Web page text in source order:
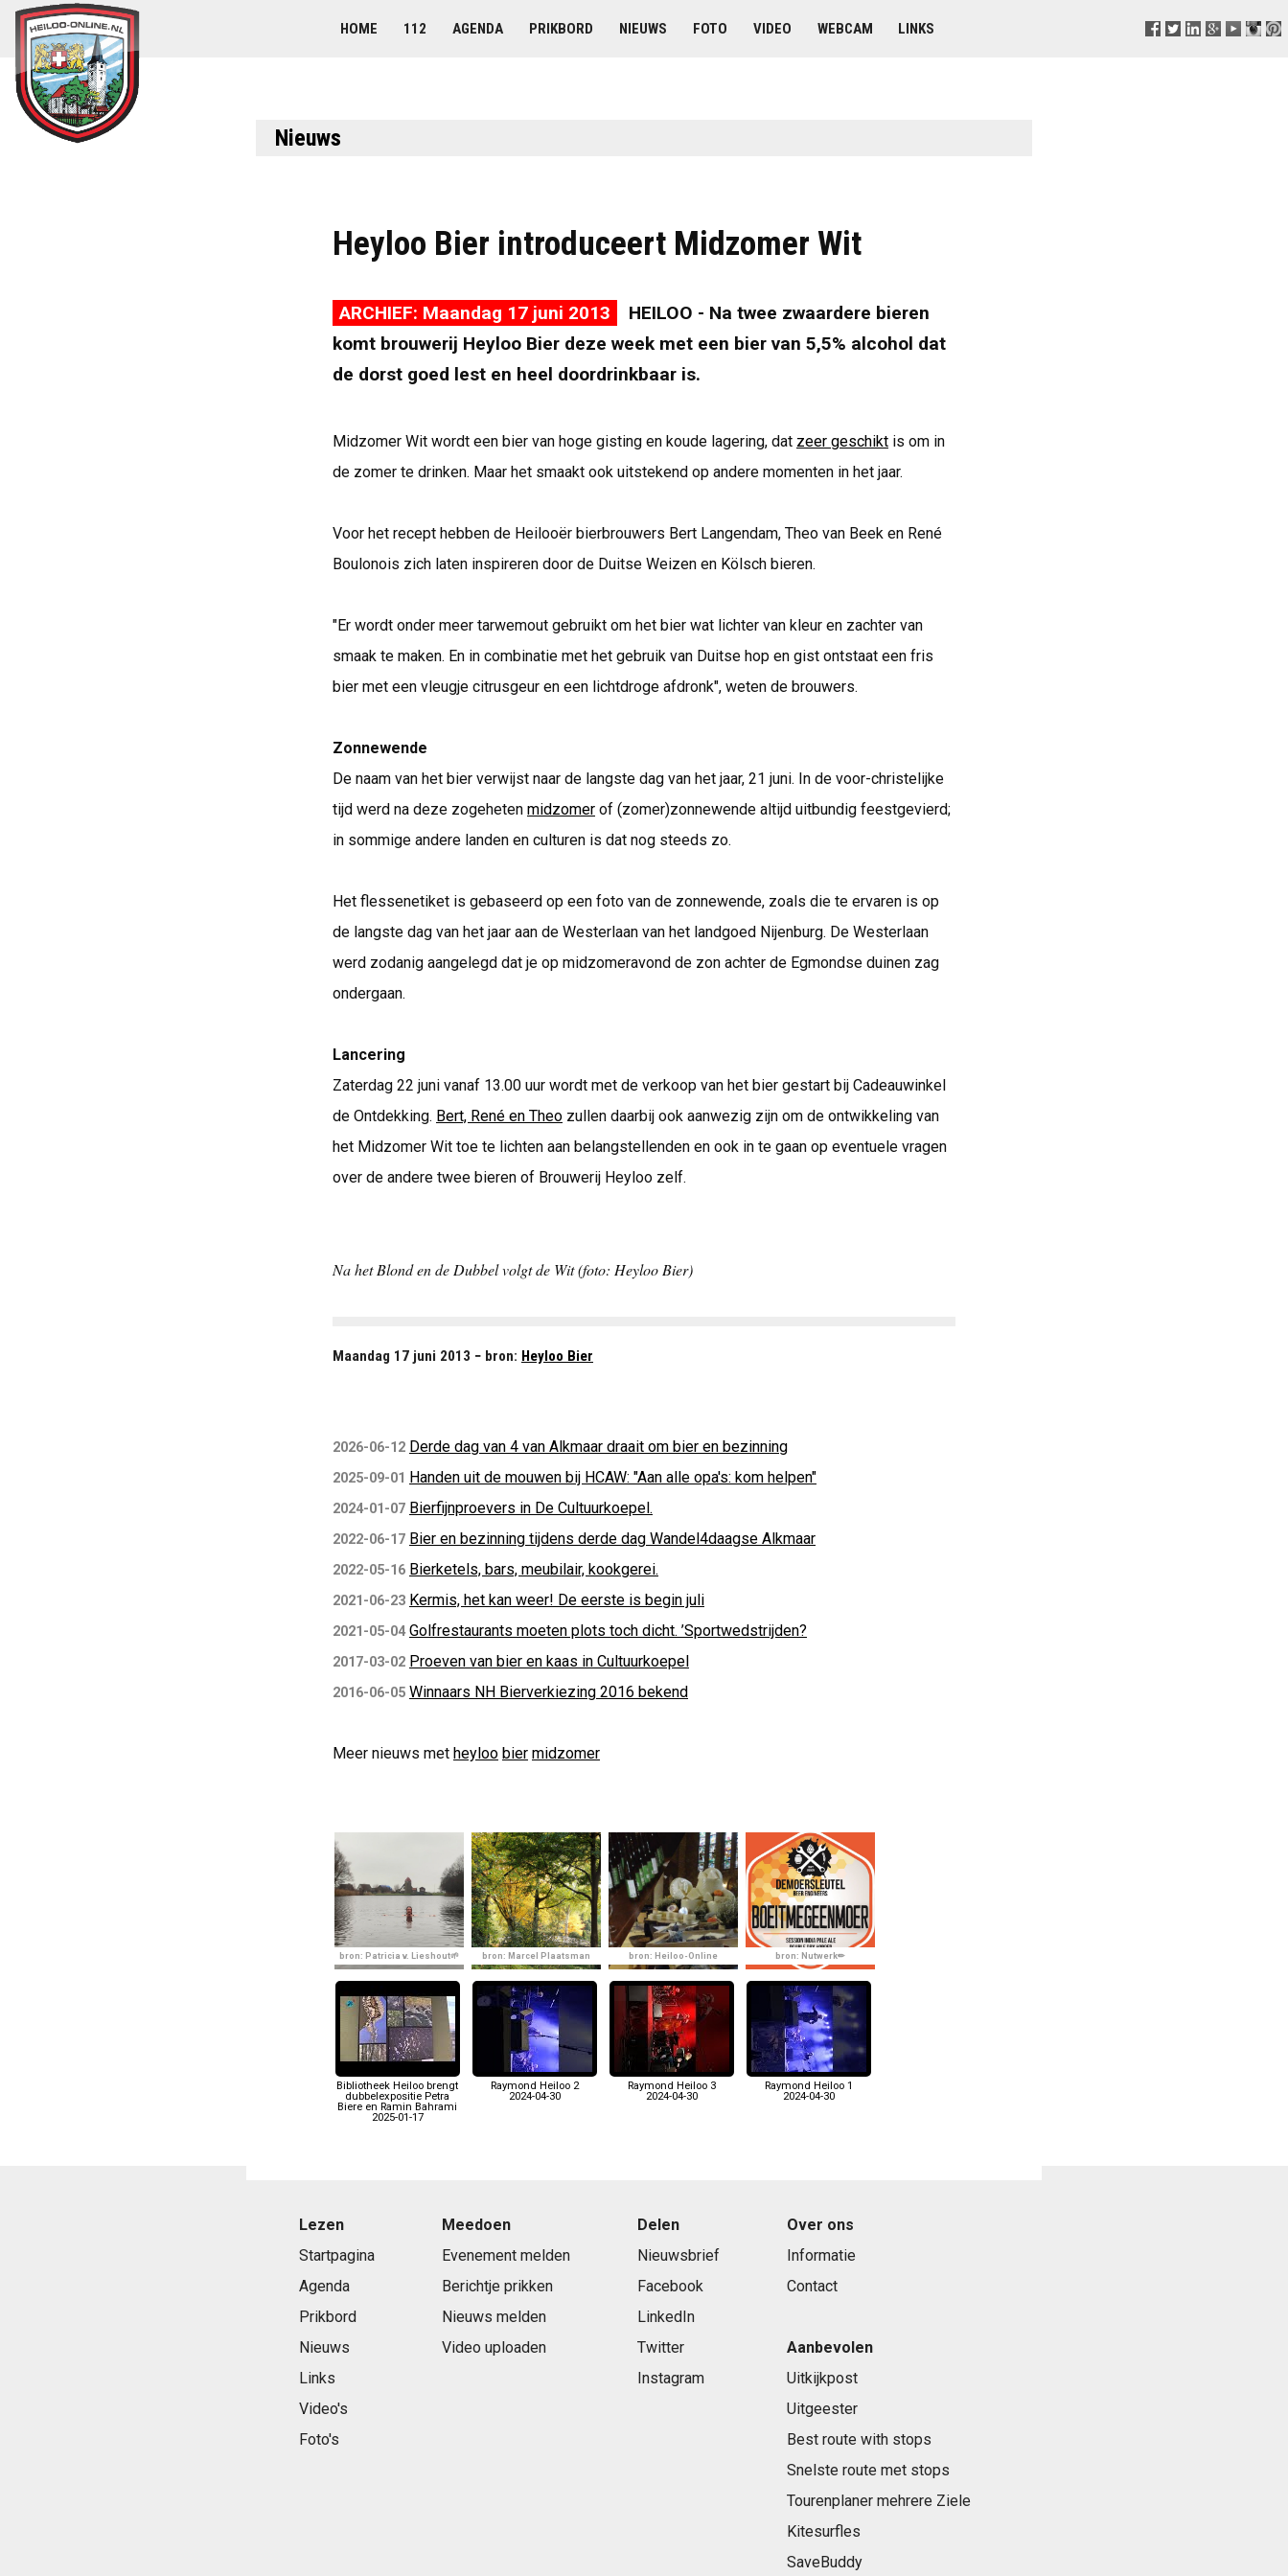
HOME 112 AGENDA PRIKBORD NIEUWS FOTO VIDEO WEBCAM LINKS
Nieuws
Heyloo Bier introduceert Midzomer Wit
ARCHIEF: Maandag 17 juni 2013
HEILOO - Na twee zwaardere bieren
komt brouwerij Heyloo Bier deze week met een bier van 5,5% alcohol dat
de dorst goed lest en heel doordrinkbaar is.
Midzomer Wit wordt een bier van hoge gisting en koude lagering, dat zeer geschikt is om in
de zomer te drinken. Maar het smaakt ook uitstekend op andere momenten in het jaar.
Voor het recept hebben de Heilooër bierbrouwers Bert Langendam, Theo van Beek en René
Boulonois zich laten inspireren door de Duitse Weizen en Kölsch bieren.
"Er wordt onder meer tarwemout gebruikt om het bier wat lichter van kleur en zachter van
smaak te maken. En in combinatie met het gebruik van Duitse hop en gist ontstaat een fris
bier met een vleugje citrusgeur en een lichtdroge afdronk", weten de brouwers.
Zonnewende
De naam van het bier verwijst naar de langste dag van het jaar, 21 juni. In de voor-christelijke
tijd werd na deze zogeheten midzomer of (zomer)zonnewende altijd uitbundig feestgevierd;
in sommige andere landen en culturen is dat nog steeds zo.
Het flessenetiket is gebaseerd op een foto van de zonnewende, zoals die te ervaren is op
de langste dag van het jaar aan de Westerlaan van het landgoed Nijenburg. De Westerlaan
werd zodanig aangelegd dat je op midzomeravond de zon achter de Egmondse duinen zag
ondergaan.
Lancering
Zaterdag 22 juni vanaf 13.00 uur wordt met de verkoop van het bier gestart bij Cadeauwinkel
de Ontdekking. Bert, René en Theo zullen daarbij ook aanwezig zijn om de ontwikkeling van
het Midzomer Wit toe te lichten aan belangstellenden en ook in te gaan op eventuele vragen
over de andere twee bieren of Brouwerij Heyloo zelf.
Na het Blond en de Dubbel volgt de Wit (foto: Heyloo Bier)
Maandag 17 juni 2013 − bron: Heyloo Bier
2026-06-12 Derde dag van 4 van Alkmaar draait om bier en bezinning
2025-09-01 Handen uit de mouwen bij HCAW: "Aan alle opa's: kom helpen"
2024-01-07 Bierfijnproevers in De Cultuurkoepel.
2022-06-17 Bier en bezinning tijdens derde dag Wandel4daagse Alkmaar
2022-05-16 Bierketels, bars, meubilair, kookgerei.
2021-06-23 Kermis, het kan weer! De eerste is begin juli
2021-05-04 Golfrestaurants moeten plots toch dicht. ’Sportwedstrijden?
2017-03-02 Proeven van bier en kaas in Cultuurkoepel
2016-06-05 Winnaars NH Bierverkiezing 2016 bekend
Meer nieuws met heyloo bier midzomer
bron: Patricia v. Lieshout🌱 bron: Marcel Plaatsman bron: Heiloo-Online bron: Nutwerk✏
Bibliotheek Heiloo brengt
dubbelexpositie Petra
Biere en Ramin Bahrami
2025-01-17
Raymond Heiloo 2
2024-04-30
Raymond Heiloo 3
2024-04-30
Raymond Heiloo 1
2024-04-30
Lezen
Startpagina
Agenda
Prikbord
Nieuws
Links
Video's
Foto's
Meedoen
Evenement melden
Berichtje prikken
Nieuws melden
Video uploaden
Delen
Nieuwsbrief
Facebook
LinkedIn
Twitter
Instagram
Over ons
Informatie
Contact
Aanbevolen
Uitkijkpost
Uitgeester
Best route with stops
Snelste route met stops
Tourenplaner mehrere Ziele
Kitesurfles
SaveBuddy